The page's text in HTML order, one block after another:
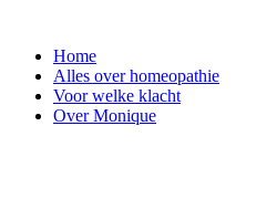
inhoud
Home
Alles over homeopathie
Voor welke klacht
Over Monique